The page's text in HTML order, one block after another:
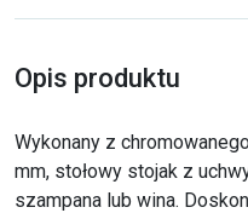
Opis produktu
Wykonany z
mm, stołowy stojak z
szampana lub wina.